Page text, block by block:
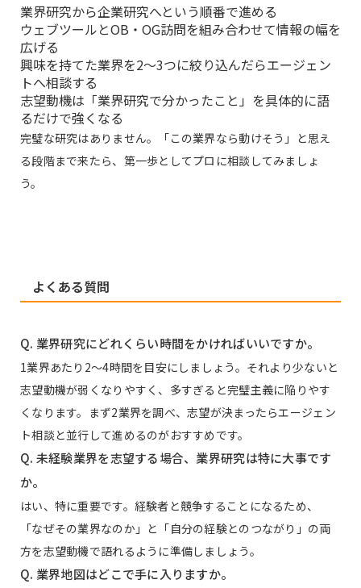
業界研究から企業研究へという順番で進める
ウェブツールとOB・OG訪問を組み合わせて情報の幅を
広げる
興味を持てた業界を2〜3つに絞り込んだらエージェン
トへ相談する
志望動機は「業界研究で分かったこと」を具体的に語
るだけで強くなる
完璧な研究はありません。「この業界なら動けそう」と思え
る段階まで来たら、第一歩としてプロに相談してみましょ
う。
よくある質問
Q. 業界研究にどれくらい時間をかければいいですか。
1業界あたり2〜4時間を目安にしましょう。それより少ないと
志望動機が弱くなりやすく、多すぎると完璧主義に陥りやす
くなります。まず2業界を調べ、志望が決まったらエージェン
ト相談と並行して進めるのがおすすめです。
Q. 未経験業界を志望する場合、業界研究は特に大事です
か。
はい、特に重要です。経験者と競争することになるため、
「なぜその業界なのか」と「自分の経験とのつながり」の両
方を志望動機で語れるように準備しましょう。
Q. 業界地図はどこで手に入りますか。